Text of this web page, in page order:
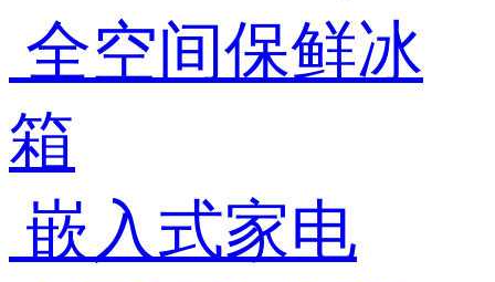
全空间保鲜冰
箱
嵌入式家电